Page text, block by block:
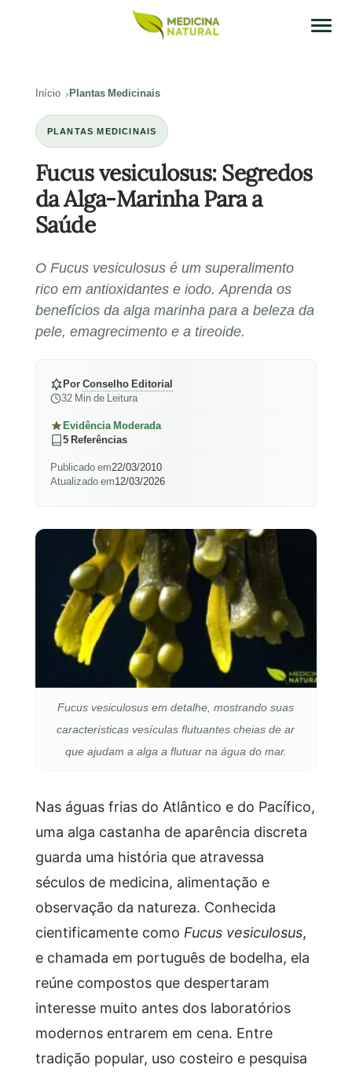
Início Plantas Medicinais
PLANTAS MEDICINAIS
Fucus vesiculosus: Segredos
da Alga-Marinha Para a
Saúde
O Fucus vesiculosus é um superalimento
rico em antioxidantes e iodo. Aprenda os
benefícios da alga marinha para a beleza da
pele, emagrecimento e a tireoide.
PorConselho Editorial
32 Min de Leitura
Evidência Moderada
5 Referências
Publicado em22/03/2010
Atualizado em12/03/2026
Fucus vesiculosus em detalhe, mostrando suas
características vesículas flutuantes cheias de ar
que ajudam a alga a flutuar na água do mar.
Nas águas frias do Atlântico e do Pacífico,
uma alga castanha de aparência discreta
guarda uma história que atravessa
séculos de medicina, alimentação e
observação da natureza. Conhecida
cientificamente como Fucus vesiculosus,
e chamada em português de bodelha, ela
reúne compostos que despertaram
interesse muito antes dos laboratórios
modernos entrarem em cena. Entre
tradição popular, uso costeiro e pesquisa